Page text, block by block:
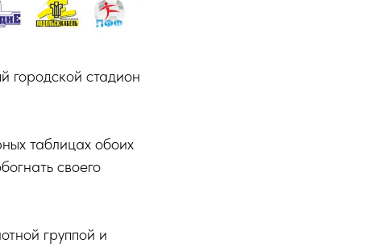
городской стадион
таблицах обоих
своего
группой и